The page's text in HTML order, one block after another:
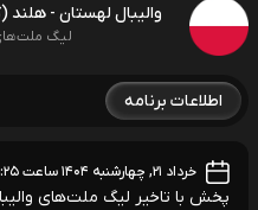
والیبال لهستان -
لیگ ملت‌های
اطلاعات برنامه
خرداد ۲۱, چهارشنبه ۱۴۰۴ ساعت ۰۵:۲۵
پخش با تاخیر لیگ ملت‌های والیبال